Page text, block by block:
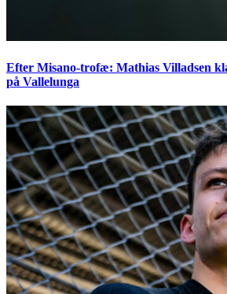
Efter Misano-trofæ: Mathias Villadsen
på Vallelunga